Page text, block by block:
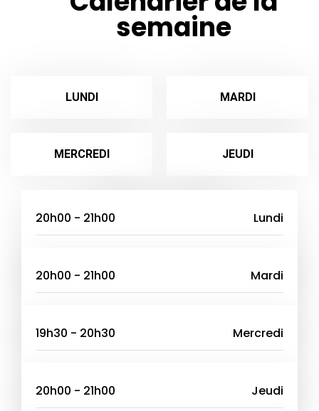
semaine
LUNDI MARDI
MERCREDI JEUDI
20h00 - 21h00 Lundi
20h00 - 21h00 Mardi
19h30 - 20h30 Mercredi
20h00 - 21h00 Jeudi